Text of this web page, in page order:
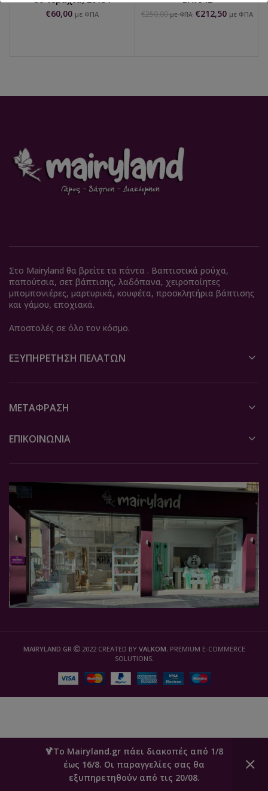
🍹Το Mairyland.gr πάει διακοπές από 1/8
έως 16/8. Οι παραγγελίες σας θα
εξυπηρετηθούν από τις 20/08.
€60,00 με ΦΠΑ €250,00 με ΦΠΑ €212,50 με ΦΠΑ
Στο Mairyland θα βρείτε τα πάντα . Βαπτιστικά ρούχα,
παπούτσια, σετ βάπτισης, λαδόπανα, χειροποίητες
μπομπονιέρες, μαρτυρικά, κουφέτα, προσκλητήρια βάπτισης
και γάμου, εποχιακά.
Αποστολές σε όλο τον κόσμο.
ΕΞΥΠΗΡΈΤΗΣΗ ΠΕΛΑΤΏΝ
ΜΕΤΆΦΡΑΣΗ
ΕΠΙΚΟΙΝΩΝΙΑ
MAIRYLAND.GR 2022 CREATED BY VALKOM. PREMIUM E-COMMERCE
SOLUTIONS.
0
Καλάθι Ο Λογαριασμός μου